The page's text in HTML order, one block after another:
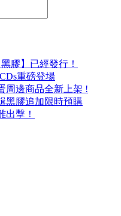
膠】已經發行！
重磅登場
周邊商品全新上架 !
黑膠追加限時預購
出擊！